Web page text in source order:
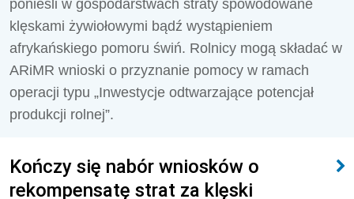
ponieśli w gospodarstwach straty spowodowane
klęskami żywiołowymi bądź wystąpieniem
afrykańskiego pomoru świń. Rolnicy mogą składać w
ARiMR wnioski o przyznanie pomocy w ramach
operacji typu „Inwestycje odtwarzające potencjał
produkcji rolnej”.
Kończy się nabór wniosków o
rekompensatę strat za klęski